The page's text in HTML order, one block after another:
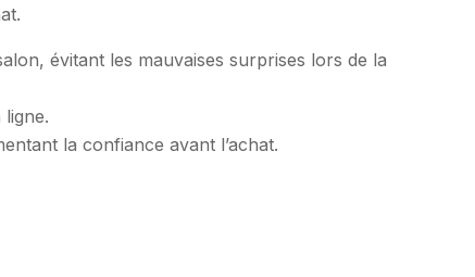
évitant les mauvaises surprises lors de la
la confiance avant l’achat.